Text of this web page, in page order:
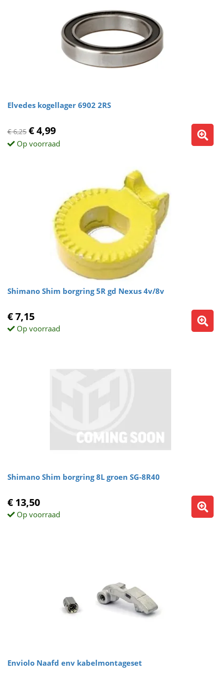
Elvedes kogellager 6902 2RS
€ 6,25 € 4,99
Op voorraad
Shimano Shim borgring 5R gd Nexus 4v/8v
€ 7,15
Op voorraad
Shimano Shim borgring 8L groen SG-8R40
€ 13,50
Op voorraad
Enviolo Naafd env kabelmontageset